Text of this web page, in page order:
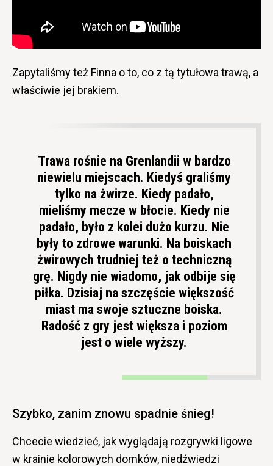
Zapytaliśmy też Finna o to, co z tą tytułowa trawą, a
właściwie jej brakiem.
Trawa rośnie na Grenlandii w bardzo
niewielu miejscach. Kiedyś graliśmy
tylko na żwirze. Kiedy padało,
mieliśmy mecze w błocie. Kiedy nie
padało, było z kolei dużo kurzu. Nie
były to zdrowe warunki. Na boiskach
żwirowych trudniej też o techniczną
grę. Nigdy nie wiadomo, jak odbije się
piłka. Dzisiaj na szczęście większość
miast ma swoje sztuczne boiska.
Radość z gry jest większa i poziom
jest o wiele wyższy.
Szybko, zanim znowu spadnie śnieg!
Chcecie wiedzieć, jak wyglądają rozgrywki ligowe
w krainie kolorowych domków, niedźwiedzi